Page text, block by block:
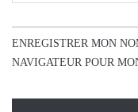
ENREGISTRER MON
NAVIGATEUR POUR